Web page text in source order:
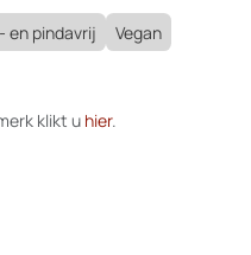
en pindavrij
Vegan
klikt u hier.